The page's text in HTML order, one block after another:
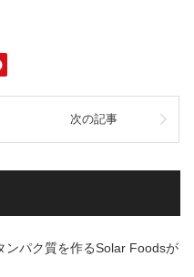
次の記事
ンパク質を作るSolar Foodsが